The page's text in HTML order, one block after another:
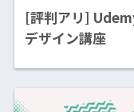
[評判アリ]
デザイン講座